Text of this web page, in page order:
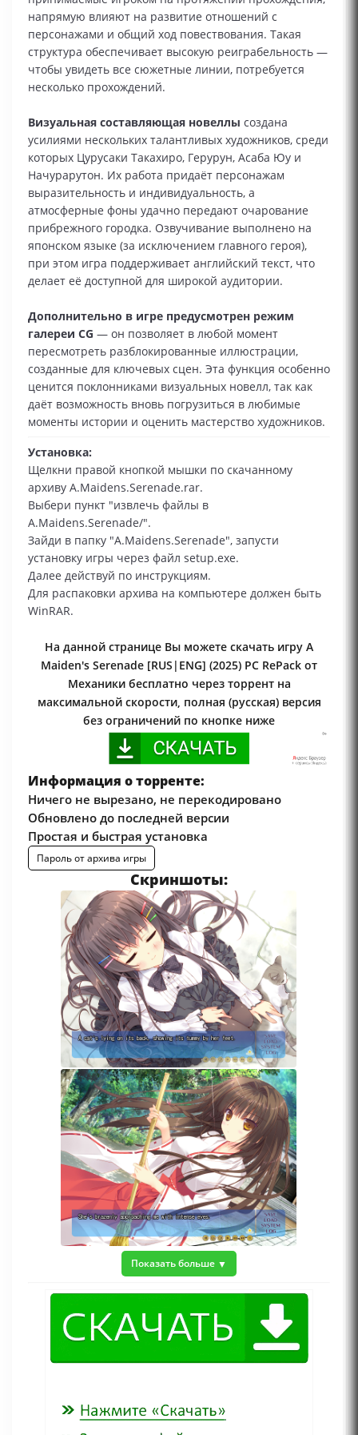
напрямую влияют на развитие отношений с
персонажами и общий ход повествования. Такая
структура обеспечивает высокую реиграбельность —
чтобы увидеть все сюжетные линии, потребуется
несколько прохождений.
Визуальная составляющая новеллы создана
усилиями нескольких талантливых художников, среди
которых Цурусаки Такахиро, Герурун, Асаба Юу и
Начурарутон. Их работа придаёт персонажам
выразительность и индивидуальность, а
атмосферные фоны удачно передают очарование
прибрежного городка. Озвучивание выполнено на
японском языке (за исключением главного героя),
при этом игра поддерживает английский текст, что
делает её доступной для широкой аудитории.
Дополнительно в игре предусмотрен режим
галереи CG — он позволяет в любой момент
пересмотреть разблокированные иллюстрации,
созданные для ключевых сцен. Эта функция особенно
ценится поклонниками визуальных новелл, так как
даёт возможность вновь погрузиться в любимые
моменты истории и оценить мастерство художников.
Установка:
Щелкни правой кнопкой мышки по скачанному
архиву A.Maidens.Serenade.rar.
Выбери пункт "извлечь файлы в
A.Maidens.Serenade/".
Зайди в папку "A.Maidens.Serenade", запусти
установку игры через файл setup.exe.
Далее действуй по инструкциям.
Для распаковки архива на компьютере должен быть
WinRAR.
На данной странице Вы можете скачать игру A
Maiden's Serenade [RUS|ENG] (2025) PC RePack от
Механики бесплатно через торрент на
максимальной скорости, полная (русская) версия
без ограничений по кнопке ниже
Информация о торренте:
Ничего не вырезано, не перекодировано
Обновлено до последней версии
Простая и быстрая установка
Пароль от архива игры
Скриншоты:
Показать больше